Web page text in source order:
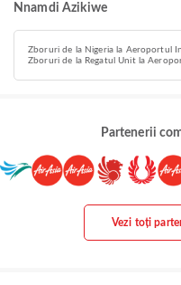
Nnamdi Azikiwe
Zboruri de la Nigeria la Aeroportul
Zboruri de la Regatul Unit la
Partenerii
Vezi toți